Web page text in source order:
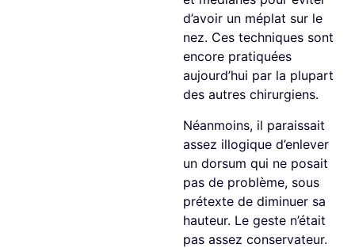
d’avoir un méplat sur le
nez. Ces techniques sont
encore pratiquées
aujourd’hui par la plupart
des autres chirurgiens.
Néanmoins, il paraissait
assez illogique d’enlever
un dorsum qui ne posait
pas de problème, sous
prétexte de diminuer sa
hauteur. Le geste n’était
pas assez conservateur.